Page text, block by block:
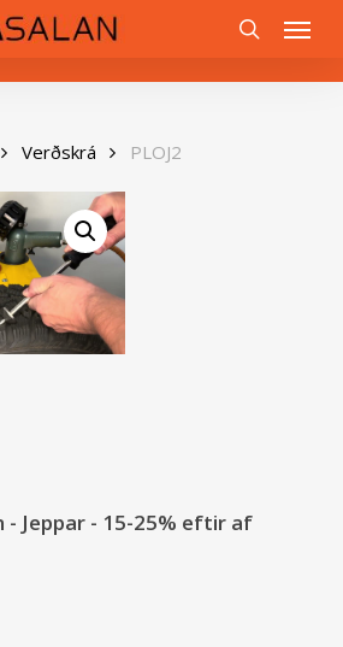
Menu
Verðskrá PLOJ2
- Jeppar - 15-25% eftir af